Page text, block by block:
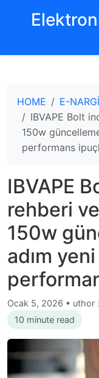
HOME
E-
IBVAPE Bolt
150w
performans
IBVAPE
rehberi
150w
adım
Ocak 5, 2026 • uthor
10 minute read